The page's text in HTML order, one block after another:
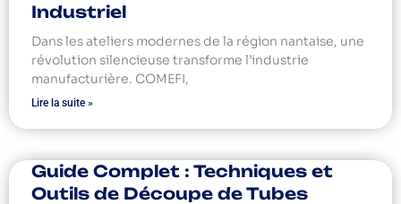
Industriel
Dans les ateliers modernes de la région nantaise, une
révolution silencieuse transforme l’industrie
manufacturière. COMEFI,
Lire la suite »
Guide Complet : Techniques et
Outils de Découpe de Tubes